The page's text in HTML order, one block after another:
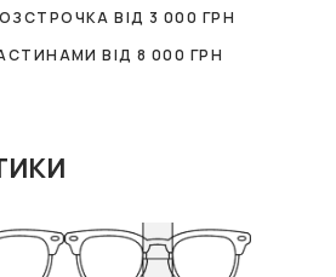
ВІД 3 000 ГРН
ВІД8 000 ГРН